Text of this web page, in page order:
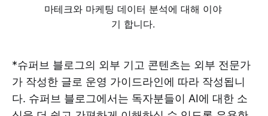
마테크와 마케팅 데이터 분석에 대해 이야
기 합니다.
*슈퍼브 블로그의 외부 기고 콘텐츠는 외부 전문가
가 작성한 글로 운영 가이드라인에 따라 작성됩니
다. 슈퍼브 블로그에서는 독자분들이 AI에 대한 소